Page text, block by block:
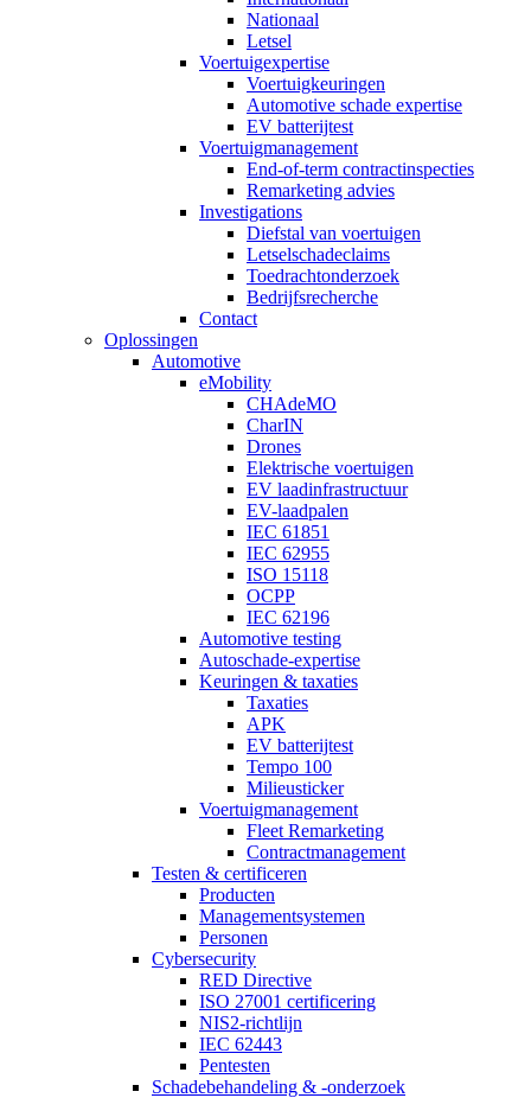
Nationaal
Letsel
Voertuigexpertise
Voertuigkeuringen
Automotive schade expertise
EV batterijtest
Voertuigmanagement
End-of-term contractinspecties
Remarketing advies
Investigations
Diefstal van voertuigen
Letselschadeclaims
Toedrachtonderzoek
Bedrijfsrecherche
Contact
Oplossingen
Automotive
eMobility
CHAdeMO
CharIN
Drones
Elektrische voertuigen
EV laadinfrastructuur
EV-laadpalen
IEC 61851
IEC 62955
ISO 15118
OCPP
IEC 62196
Automotive testing
Autoschade-expertise
Keuringen & taxaties
Taxaties
APK
EV batterijtest
Tempo 100
Milieusticker
Voertuigmanagement
Fleet Remarketing
Contractmanagement
Testen & certificeren
Producten
Managementsystemen
Personen
Cybersecurity
RED Directive
ISO 27001 certificering
NIS2-richtlijn
IEC 62443
Pentesten
Schadebehandeling & -onderzoek